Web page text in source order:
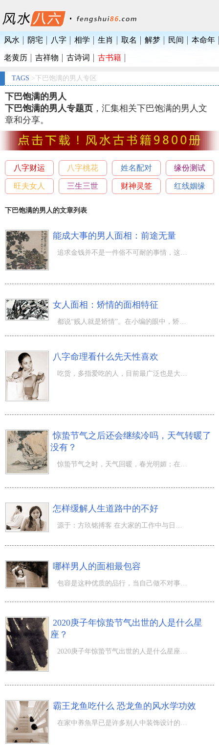
风水 阴宅 八字 相学 生肖 取名 解梦 民间 本命年
老黄历 吉祥物 古诗词 古书籍
TAGS >下巴饱满的男人专区
下巴饱满的男人
下巴饱满的男人专题页 ，汇集相关下巴饱满的男人文
章和分享。
八字财运 八字桃花 姓名配对 缘份测试
旺夫女人 三生三世 财神灵签 红线姻缘
下巴饱满的男人的文章列表
能成大事的男人面相：前途无量
追求金钱并不是一件俗不可耐的事情，这是一种对自己与家庭的责任感。只有当资金充足的时候，你的精神世界才
女人面相：矫情的面相特征
都说“贱人就是矫情”。在小编的眼中，矫情意味着故作姿态、装模作样，活脱脱的戏精一个。那么，快跟着我一
八字命理看什么先天性喜欢
吃货，多指爱吃的人，目前最广泛也是大家最认可的解释是特指会吃，特别爱吃的人。吃货是从生出来就命中注定
惊蛰节气之后还会继续冷吗，天气转暖了
没有？
惊蛰节气之时，天气回暖，春光明媚；在惊蛰时，有吃梨、打小人的风俗习惯。惊蛰节气之后还会继续冷吗，天气
怎样缓解人生道路中的不好
哪样男人的面相最包容
包容是这种优质的品行，当自己做不对事儿，而且他立即的发觉了不正确，并向你致歉，因此想要担负不良影响。
2020庚子年惊蛰节气出世的人是什么星
座？
2020庚子年惊蛰节气出世的人是什么星座？惊蛰季节，春雷始响，沉寂于地底冬眠期的蛰虫被雷吓醒，竞相破茧而
霸王龙鱼吃什么 恐龙鱼的风水学功效
在家中养魚早已是许多别人中装饰设计的挑选了，有些人喜爱养娇小玲珑的茄子；有些人则喜爱养比较大中型的鱼